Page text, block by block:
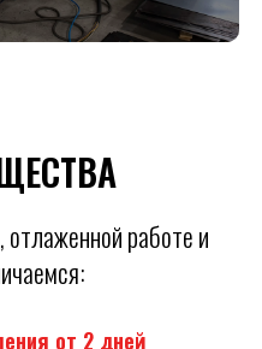
отлаженной работе и
от 2 дней